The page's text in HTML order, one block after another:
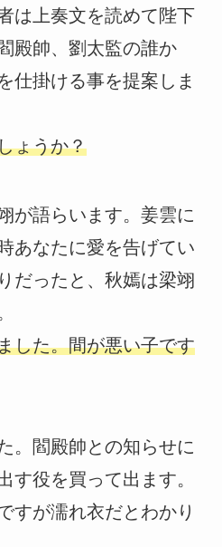
は上奏文を読めて陛下
殿帥、劉太監の誰か
仕掛ける事を提案しま
ょうか？
が語らいます。姜雲に
あなたに愛を告げてい
だったと、秋嫣は梁翊
した。間が悪い子です
。閻殿帥との知らせに
す役を買って出ます。
すが濡れ衣だとわかり